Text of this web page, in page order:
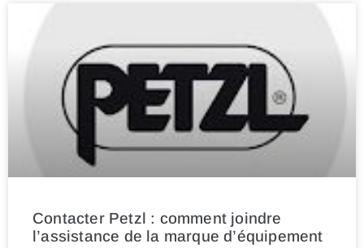
Contacter Petzl : comment joindre
l’assistance de la marque d’équipement